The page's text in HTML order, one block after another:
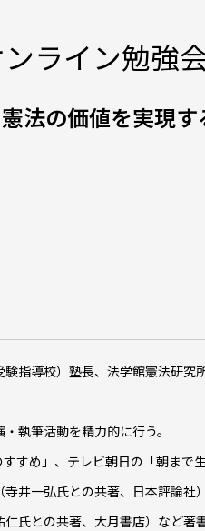
ライン勉強
法の価値を実現す
指導校）塾長、法学館憲法研究
執筆活動を精力的に行う。
すめ」、テレビ朝日の「朝まで
寺井一弘氏との共著、日本評論
氏との共著、大月書店）など著